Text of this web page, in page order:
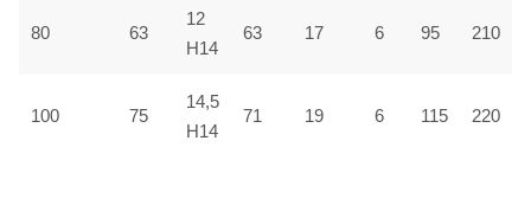
80 63
12
H14
63 17 6 95 210
100 75
14,5
H14
71 19 6 115 220